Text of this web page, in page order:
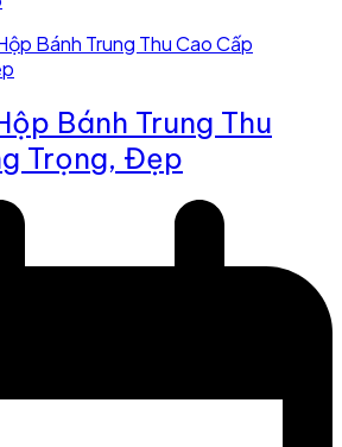
Bánh Trung Thu
Trọng, Đẹp